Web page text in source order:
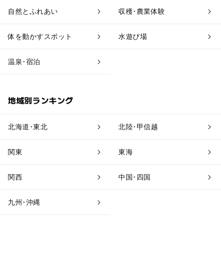
自然とふれあい 収穫･農業体験
体を動かすスポット 水遊び場
温泉･宿泊
地域別ランキング
北海道･東北 北陸･甲信越
関東 東海
関西 中国･四国
九州･沖縄